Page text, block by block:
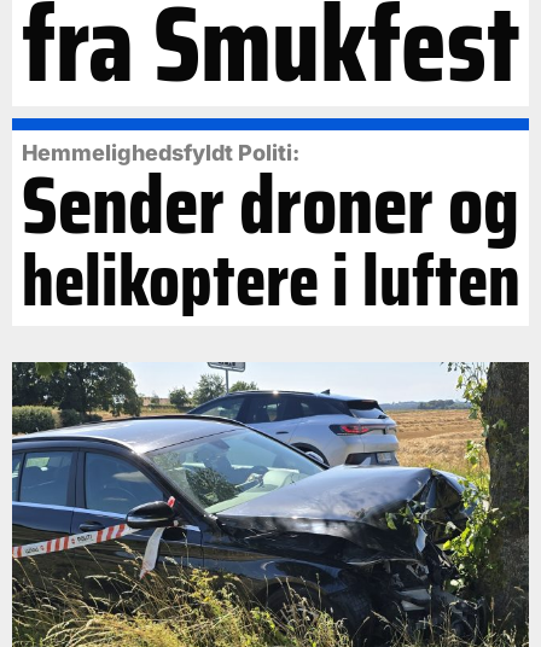
fra Smukfest
Hemmelighedsfyldt Politi:
Sender droner og
helikoptere i luften